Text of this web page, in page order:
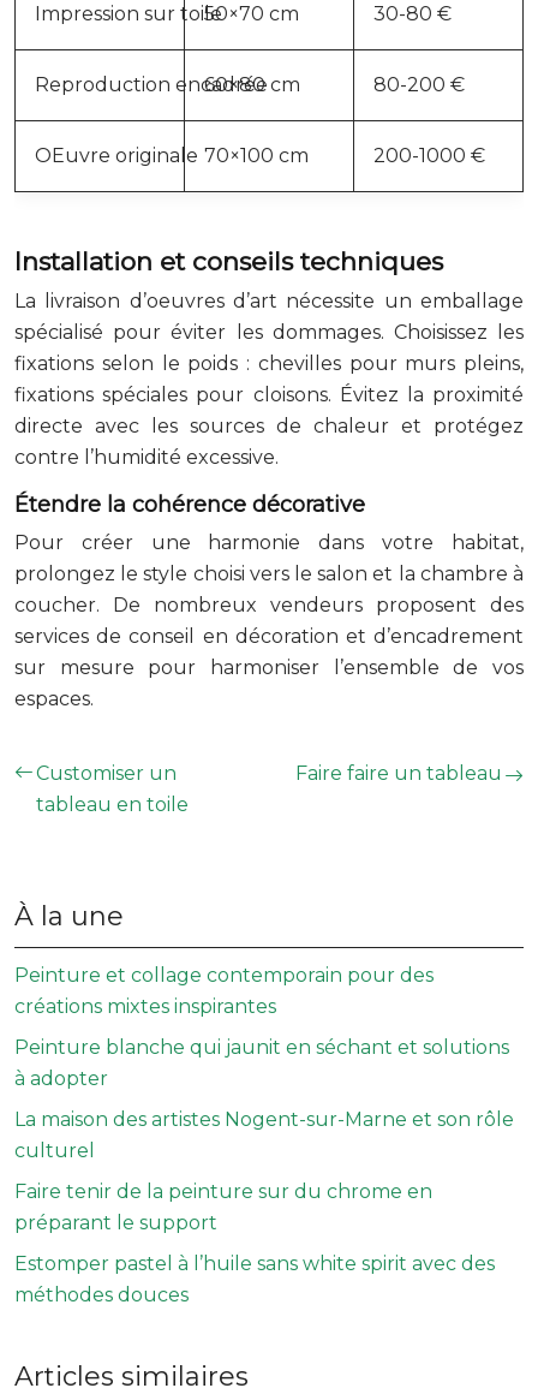
Impression sur toile50×70 cm 30-80 €
Reproduction encadrée
60×80 cm 80-200 €
OEuvre originale 70×100 cm 200-1000 €
Installation et conseils techniques
La livraison d’oeuvres d’art nécessite un emballage
spécialisé pour éviter les dommages. Choisissez les
fixations selon le poids : chevilles pour murs pleins,
fixations spéciales pour cloisons. Évitez la proximité
directe avec les sources de chaleur et protégez
contre l’humidité excessive.
Étendre la cohérence décorative
Pour créer une harmonie dans votre habitat,
prolongez le style choisi vers le salon et la chambre à
coucher. De nombreux vendeurs proposent des
services de conseil en décoration et d’encadrement
sur mesure pour harmoniser l’ensemble de vos
espaces.
Customiser un
tableau en toile
Faire faire un tableau
À la une
Peinture et collage contemporain pour des
créations mixtes inspirantes
Peinture blanche qui jaunit en séchant et solutions
à adopter
La maison des artistes Nogent-sur-Marne et son rôle
culturel
Faire tenir de la peinture sur du chrome en
préparant le support
Estomper pastel à l’huile sans white spirit avec des
méthodes douces
Articles similaires